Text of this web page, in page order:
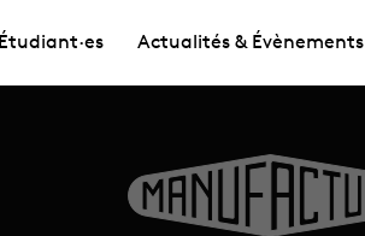
Étudiant·es Actualités & Évènements